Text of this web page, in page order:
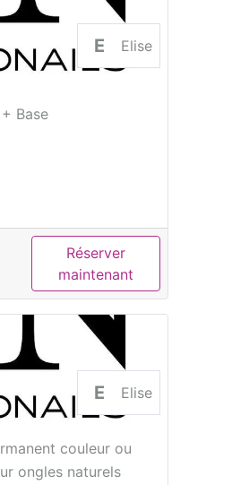
E Elise
Base
Réserver
maintenant
E Elise
couleur ou
ongles naturels